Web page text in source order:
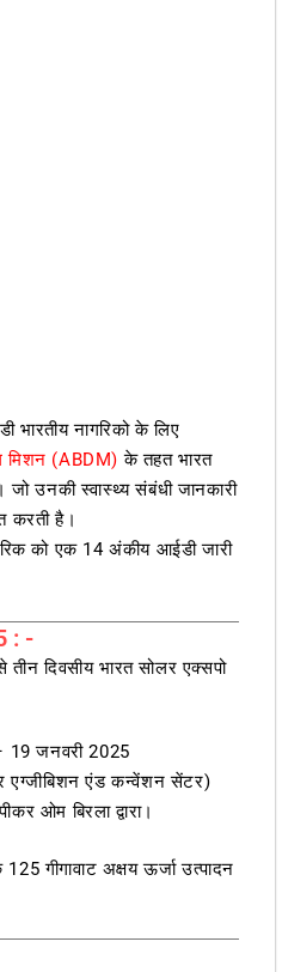
नागरिको के लिए
मिशन (ABDM) के तहत भारत
उनकी स्वास्थ्य संबंधी जानकारी
करती है।
को एक 14 अंकीय आईडी जारी
: -
तीन दिवसीय भारत सोलर एक्सपो
जनवरी 2025
एग्जीबिशन एंड कन्वेंशन सेंटर)
ओम बिरला द्वारा।
गीगावाट अक्षय ऊर्जा उत्पादन